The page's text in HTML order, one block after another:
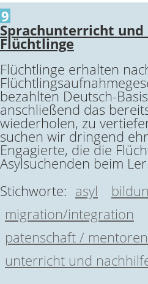
9
Sprachunterricht
Flüchtlinge
Flüchtlinge erhalten
bezahlten Deutsch-
anschließend das
wiederholen, zu
suchen wir dringend
Engagierte, die die
Asylsuchenden beim
Stichworte: asyl
migration/integration
patenschaft / mentoren
unterricht und